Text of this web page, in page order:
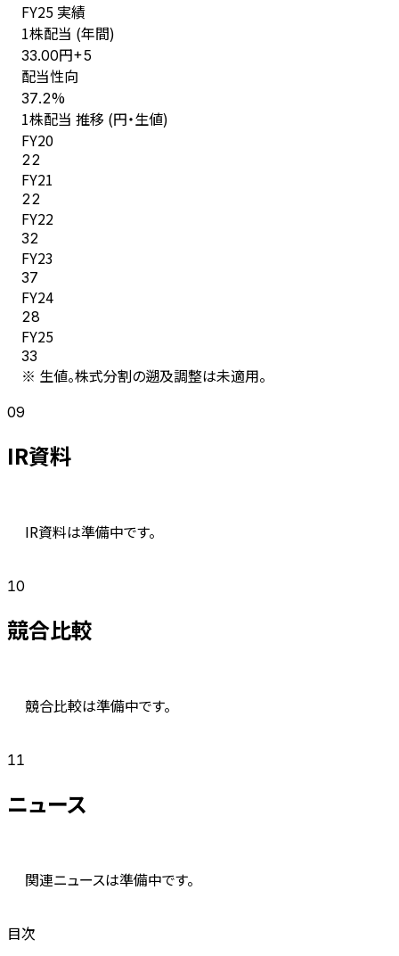
FY25 実績
1株配当 (年間)
33.00円+5
配当性向
37.2%
1株配当 推移 (円・生値)
FY20
22
FY21
22
FY22
32
FY23
37
FY24
28
FY25
33
※ 生値。株式分割の遡及調整は未適用。
09
IR資料
IR資料は準備中です。
10
競合比較
競合比較は準備中です。
11
ニュース
関連ニュースは準備中です。
目次